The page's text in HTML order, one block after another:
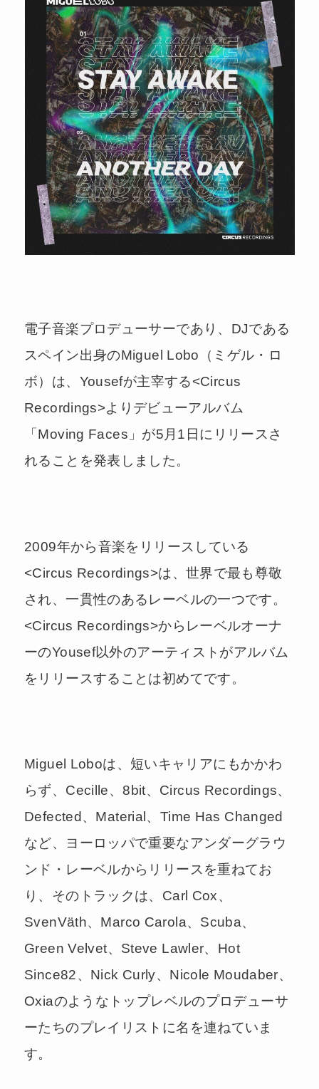
電子音楽プロデューサーであり、DJである
スペイン出身のMiguel Lobo（ミゲル・ロ
ボ）は、Yousefが主宰する<Circus
Recordings>よりデビューアルバム
「Moving Faces」が5月1日にリリースさ
れることを発表しました。
2009年から音楽をリリースしている
<Circus Recordings>は、世界で最も尊敬
され、一貫性のあるレーベルの一つです。
<Circus Recordings>からレーベルオーナ
ーのYousef以外のアーティストがアルバム
をリリースすることは初めてです。
Miguel Loboは、短いキャリアにもかかわ
らず、Cecille、8bit、Circus Recordings、
Defected、Material、Time Has Changed
など、ヨーロッパで重要なアンダーグラウ
ンド・レーベルからリリースを重ねてお
り、そのトラックは、Carl Cox、
SvenVäth、Marco Carola、Scuba、
Green Velvet、Steve Lawler、Hot
Since82、Nick Curly、Nicole Moudaber、
Oxiaのようなトップレベルのプロデューサ
ーたちのプレイリストに名を連ねていま
す。